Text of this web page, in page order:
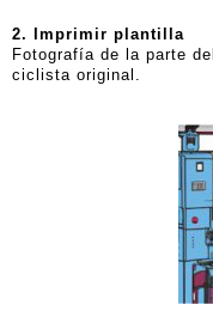
2. Imprimir plantilla
Fotografía de la parte
ciclista original.